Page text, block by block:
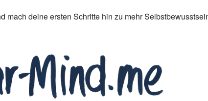
mach deine ersten Schritte hin zu mehr